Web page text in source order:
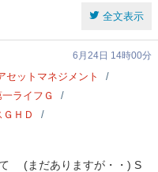
全文表示
6月24日 14時00分
セットマネジメント
一ライフＧ
ＨＤ
て (まだありますが・・) S